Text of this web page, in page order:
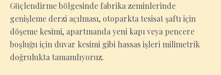
Güçlendirme bölgesinde fabrika zeminlerinde
genişleme derzi açılması, otoparkta tesisat şaftı için
döşeme kesimi, apartmanda yeni kapı veya pencere
boşluğu için duvar kesimi gibi hassas işleri milimetrik
doğrulukta tamamlıyoruz.